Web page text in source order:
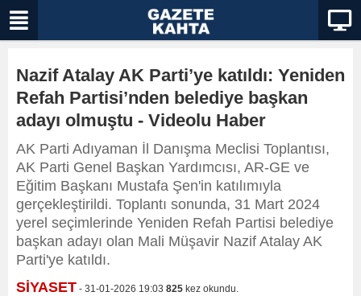
Nazif Atalay AK Parti’ye katıldı: Yeniden
Refah Partisi’nden belediye başkan
adayı olmuştu - Videolu Haber
AK Parti Adıyaman İl Danışma Meclisi Toplantısı,
AK Parti Genel Başkan Yardımcısı, AR-GE ve
Eğitim Başkanı Mustafa Şen'in katılımıyla
gerçekleştirildi. Toplantı sonunda, 31 Mart 2024
yerel seçimlerinde Yeniden Refah Partisi belediye
başkan adayı olan Mali Müşavir Nazif Atalay AK
Parti'ye katıldı.
SİYASET - 31-01-2026 19:03 825 kez okundu.